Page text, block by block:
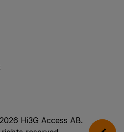
Hi3G Access AB.